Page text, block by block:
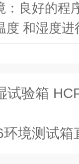
：良好的程
度 和湿度
试验箱
环境测试箱